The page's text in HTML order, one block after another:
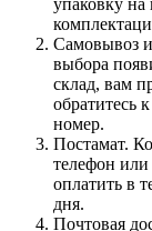
упаковку на
Самовывоз
выбора
склад, вам
обратитесь
номер.
Постамат.
телефон
оплатить в
дня.
Почтовая